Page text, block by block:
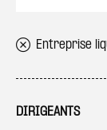
Entreprise
DIRIGEANTS